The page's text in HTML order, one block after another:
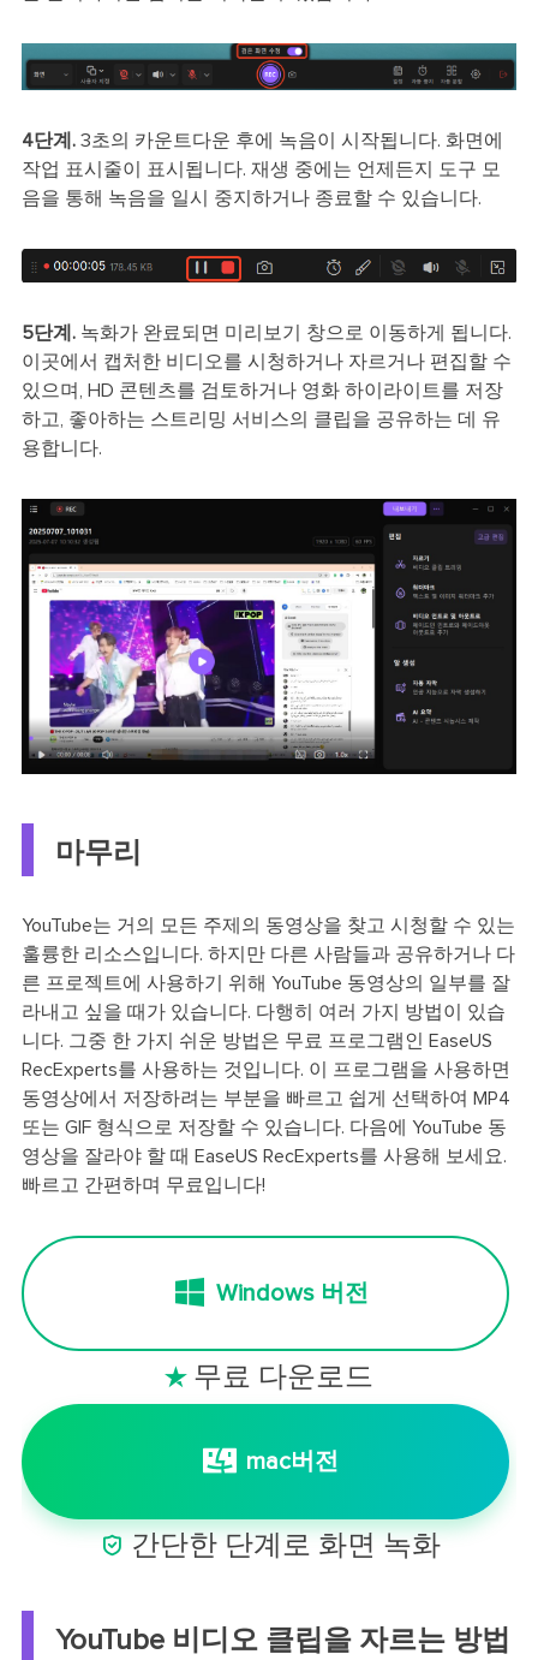
4단계.3초의 카운트다운 후에 녹음이 시작됩니다. 화면에
작업 표시줄이 표시됩니다. 재생 중에는 언제든지 도구 모
음을 통해 녹음을 일시 중지하거나 종료할 수 있습니다.
5단계.녹화가 완료되면 미리보기 창으로 이동하게 됩니다.
이곳에서 캡처한 비디오를 시청하거나 자르거나 편집할 수
있으며, HD 콘텐츠를 검토하거나 영화 하이라이트를 저장
하고, 좋아하는 스트리밍 서비스의 클립을 공유하는 데 유
용합니다.
마무리
YouTube는 거의 모든 주제의 동영상을 찾고 시청할 수 있는
훌륭한 리소스입니다. 하지만 다른 사람들과 공유하거나 다
른 프로젝트에 사용하기 위해 YouTube 동영상의 일부를 잘
라내고 싶을 때가 있습니다. 다행히 여러 가지 방법이 있습
니다. 그중 한 가지 쉬운 방법은 무료 프로그램인 EaseUS
RecExperts를 사용하는 것입니다. 이 프로그램을 사용하면
동영상에서 저장하려는 부분을 빠르고 쉽게 선택하여 MP4
또는 GIF 형식으로 저장할 수 있습니다. 다음에 YouTube 동
영상을 잘라야 할 때 EaseUS RecExperts를 사용해 보세요.
빠르고 간편하며 무료입니다!
Windows 버전
 무료 다운로드
mac버전
 간단한 단계로 화면 녹화
YouTube 비디오 클립을 자르는 방법